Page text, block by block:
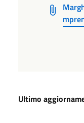
Ultimo